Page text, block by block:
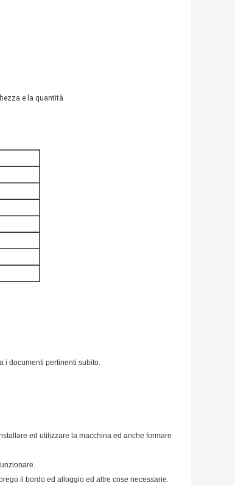
e la quantità
i documenti pertinenti subito.
ed utilizzare la macchina ed anche formare
il bordo ed alloggio ed altre cose necessarie.